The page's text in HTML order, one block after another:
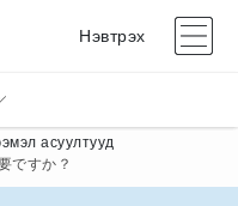
Нэвтрэх
асуултууд
ですか？